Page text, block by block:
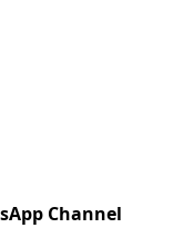
Channel